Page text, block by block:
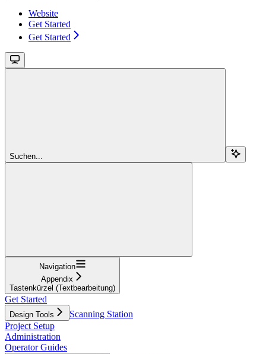
Website
Get Started
Get Started
Suchen...
Navigation
Appendix
Tastenkürzel (Textbearbeitung)
Get Started
Design Tools
Scanning Station
Project Setup
Administration
Operator Guides